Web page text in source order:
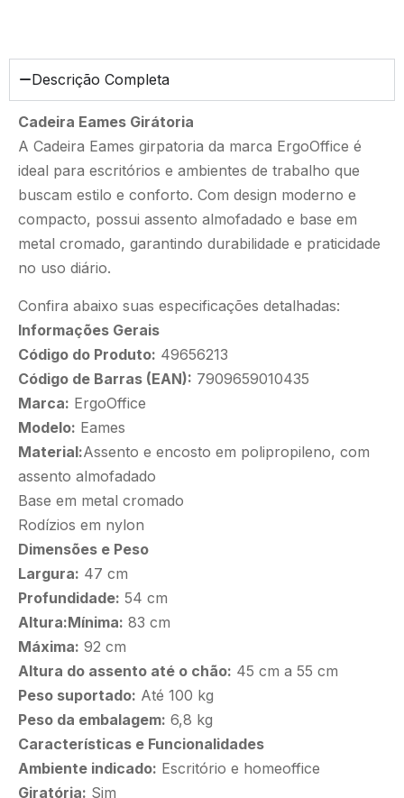
Descrição Completa
Cadeira Eames Girátoria
A Cadeira Eames girpatoria da marca ErgoOffice é
ideal para escritórios e ambientes de trabalho que
buscam estilo e conforto. Com design moderno e
compacto, possui assento almofadado e base em
metal cromado, garantindo durabilidade e praticidade
no uso diário.
Confira abaixo suas especificações detalhadas:
Informações Gerais
Código do Produto: 49656213
Código de Barras (EAN): 7909659010435
Marca: ErgoOffice
Modelo: Eames
Material:Assento e encosto em polipropileno, com
assento almofadado
Base em metal cromado
Rodízios em nylon
Dimensões e Peso
Largura: 47 cm
Profundidade: 54 cm
Altura:Mínima: 83 cm
Máxima: 92 cm
Altura do assento até o chão: 45 cm a 55 cm
Peso suportado: Até 100 kg
Peso da embalagem: 6,8 kg
Características e Funcionalidades
Ambiente indicado: Escritório e homeoffice
Giratória: Sim